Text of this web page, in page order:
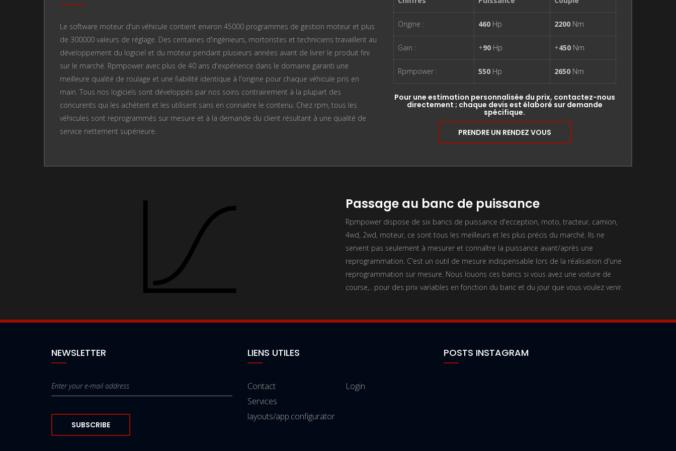
Le software moteur d'un véhicule contient environ 45000 programmes de gestion moteur et plus
de 300000 valeurs de réglage. Des centaines d'ingénieurs, mortoristes et techniciens travaillent au
développement du logiciel et du moteur pendant plusieurs années avant de livrer le produit fini
sur le marché. Rpmpower avec plus de 40 ans d'expérience dans le domaine garanti une
meilleure qualité de roulage et une fiabilité identique à l'origine pour chaque véhicule pris en
main. Tous nos logiciels sont développés par nos soins contrairement à la plupart des
concurents qui les achètent et les utilisent sans en connaitre le contenu. Chez rpm, tous les
véhicules sont reprogrammés sur mesure et à la demande du client résultant à une qualité de
service nettement supérieure.
Origine : 460 Hp 2200 Nm
Gain : +90 Hp +450 Nm
Rpmpower : 550 Hp 2650 Nm
Pour une estimation personnalisée du prix, contactez-nous
directement ; chaque devis est élaboré sur demande
spécifique.
PRENDRE UN RENDEZ VOUS
Passage au banc de puissance
Rpmpower dispose de six bancs de puissance d'ecception, moto, tracteur, camion,
4wd, 2wd, moteur, ce sont tous les meilleurs et les plus précis du marché. Ils ne
servent pas seulement à mesurer et connaître la puissance avant/après une
reprogrammation. C'est un outil de mesure indispensable lors de la réalisation d'une
reprogrammation sur mesure. Nous louons ces bancs si vous avez une voiture de
course,.. pour des prix variables en fonction du banc et du jour que vous voulez venir.
NEWSLETTER
SUBSCRIBE
LIENS UTILES
Contact
Services
layouts/app.configurator
Login
POSTS INSTAGRAM